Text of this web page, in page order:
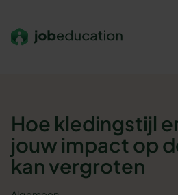
Hoe kledingstijl
jouw impact op
kan vergroten